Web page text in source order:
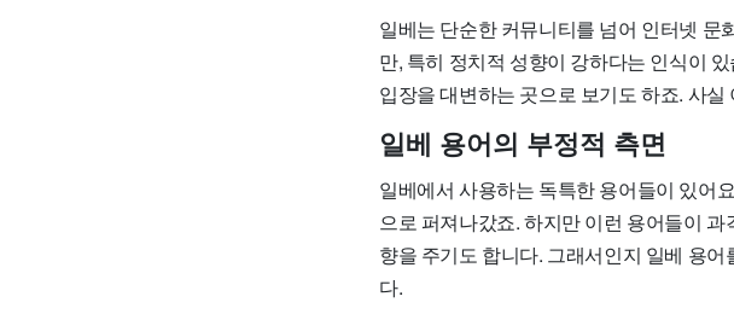
일베는 단순한 커뮤니티를 넘어 인터넷 문
만, 특히 정치적 성향이 강하다는 인식이
입장을 대변하는 곳으로 보기도 하죠. 사
일베 용어의 부정적 측면
일베에서 사용하는 독특한 용어들이 있어
으로 퍼져나갔죠. 하지만 이런 용어들이
향을 주기도 합니다. 그래서인지 일베 용
다.